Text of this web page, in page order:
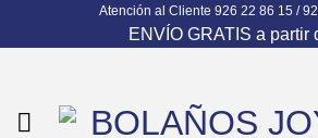
Atención al Cliente 926 22 86 15 /
ENVÍO GRATIS a partir